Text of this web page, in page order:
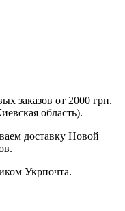
заказов от 2000 грн.
область).
доставку Новой
Укрпочта.